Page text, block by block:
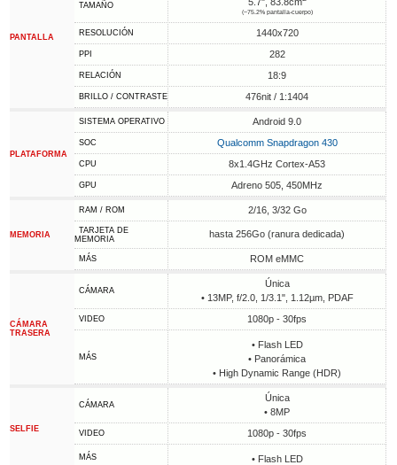
PANTALLA
TAMAÑO
(~75.2% pantalla-cuerpo)
RESOLUCIÓN 1440x720
PPI 282
RELACIÓN 18:9
BRILLO / CONTRASTE 476nit / 1:1404
PLATAFORMA
SISTEMA OPERATIVO Android 9.0
SOC Qualcomm Snapdragon 430
CPU 8x1.4GHz Cortex-A53
GPU Adreno 505, 450MHz
MEMORIA
RAM / ROM 2/16, 3/32 Go
TARJETA DE
MEMORIA
hasta 256Go (ranura dedicada)
MÁS ROM eMMC
CÁMARA
TRASERA
CÁMARA
Única
• 13MP, f/2.0, 1/3.1", 1.12µm, PDAF
VIDEO 1080p - 30fps
MÁS
• Flash LED
• Panorámica
• High Dynamic Range (HDR)
SELFIE
CÁMARA
Única
• 8MP
VIDEO 1080p - 30fps
MÁS • Flash LED